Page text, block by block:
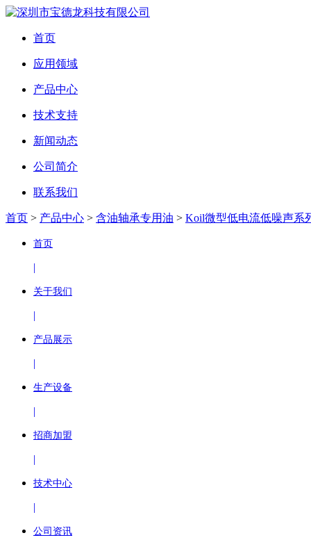
首页
应用领域
产品中心
技术支持
新闻动态
公司简介
联系我们
首页 > 产品中心 > 含油轴承专用油 > Koil微型低电流低噪声系
首页
|
关于我们
|
产品展示
|
生产设备
|
招商加盟
|
技术中心
|
公司资讯